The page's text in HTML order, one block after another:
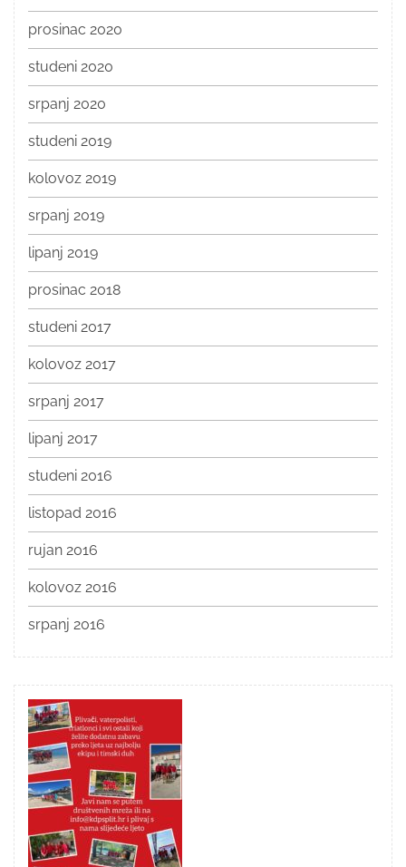
prosinac 2020
studeni 2020
srpanj 2020
studeni 2019
kolovoz 2019
srpanj 2019
lipanj 2019
prosinac 2018
studeni 2017
kolovoz 2017
srpanj 2017
lipanj 2017
studeni 2016
listopad 2016
rujan 2016
kolovoz 2016
srpanj 2016